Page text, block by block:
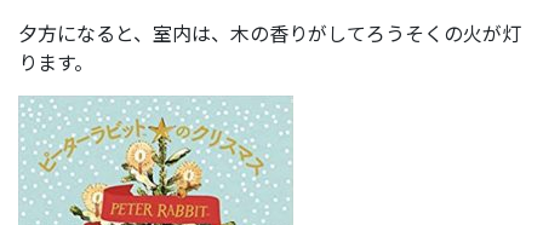
夕方になると、室内は、木の香りがしてろうそくの火が灯
ります。